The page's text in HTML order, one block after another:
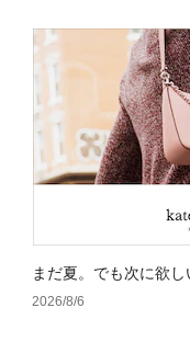
まだ夏。でも次に欲
2026/8/6